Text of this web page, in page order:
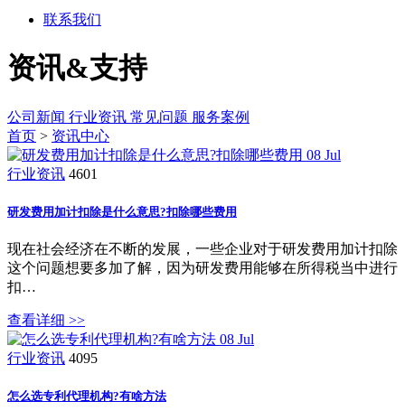
联系我们
资讯&支持
公司新闻 行业资讯 常见问题 服务案例
首页 > 资讯中心
08 Jul
行业资讯 4601
研发费用加计扣除是什么意思?扣除哪些费用
现在社会经济在不断的发展，一些企业对于研发费用加计扣除
这个问题想要多加了解，因为研发费用能够在所得税当中进行
扣…
查看详细 >>
08 Jul
行业资讯 4095
怎么选专利代理机构?有啥方法